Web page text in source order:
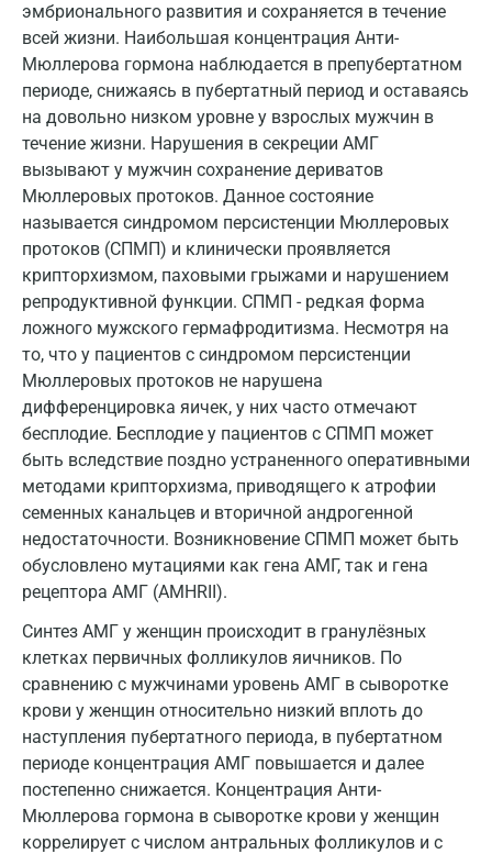
эмбрионального развития и сохраняется в течение
всей жизни. Наибольшая концентрация Анти-
Мюллерова гормона наблюдается в препубертатном
периоде, снижаясь в пубертатный период и оставаясь
на довольно низком уровне у взрослых мужчин в
течение жизни. Нарушения в секреции АМГ
вызывают у мужчин сохранение дериватов
Мюллеровых протоков. Данное состояние
называется синдромом персистенции Мюллеровых
протоков (СПМП) и клинически проявляется
крипторхизмом, паховыми грыжами и нарушением
репродуктивной функции. СПМП - редкая форма
ложного мужского гермафродитизма. Несмотря на
то, что у пациентов с синдромом персистенции
Мюллеровых протоков не нарушена
дифференцировка яичек, у них часто отмечают
бесплодие. Бесплодие у пациентов с СПМП может
быть вследствие поздно устраненного оперативными
методами крипторхизма, приводящего к атрофии
семенных канальцев и вторичной андрогенной
недостаточности. Возникновение СПМП может быть
обусловлено мутациями как гена АМГ, так и гена
рецептора АМГ (AMHRII).
Синтез АМГ у женщин происходит в гранулёзных
клетках первичных фолликулов яичников. По
сравнению с мужчинами уровень АМГ в сыворотке
крови у женщин относительно низкий вплоть до
наступления пубертатного периода, в пубертатном
периоде концентрация АМГ повышается и далее
постепенно снижается. Концентрация Анти-
Мюллерова гормона в сыворотке крови у женщин
коррелирует с числом антральных фолликулов и с
Иваново
Ивантеевка
Ижевск
Истра
Йошкар-Ола
Калининград
Калуга
Кемерово
Ковров
Коломна
Королев
Кострома
Котельники
Красногорск
Красноярск
Курск
Лабинск
Липецк
Лобня